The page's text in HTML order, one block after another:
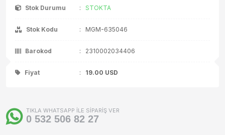
Stok Durumu : STOKTA
Stok Kodu : MGM-635046
Barokod : 2310002034406
Fiyat : 19.00 USD
TIKLA WHATSAPP İLE SİPARİŞ VER
0 532 506 82 27